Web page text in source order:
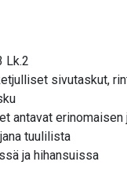
Lk.2
sivutaskut,
antavat erinomaisen
tuulilista
ja hihansuissa